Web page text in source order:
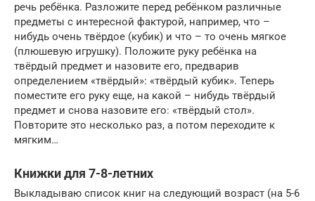
речь ребёнка. Разложите перед ребёнком различные
предметы с интересной фактурой, например, что –
нибудь очень твёрдое (кубик) и что – то очень мягкое
(плюшевую игрушку). Положите руку ребёнка на
твёрдый предмет и назовите его, предварив
определением «твёрдый»: «твёрдый кубик». Теперь
поместите его руку еще, на какой – нибудь твёрдый
предмет и снова назовите его: «твёрдый стол».
Повторите это несколько раз, а потом переходите к
мягким…
Книжки для 7-8-летних
Выкладываю список книг на следующий возраст (на 5-6